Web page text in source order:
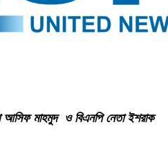
আসিফ মাহমুদ ও বিএনপি নেতা ইশরাক